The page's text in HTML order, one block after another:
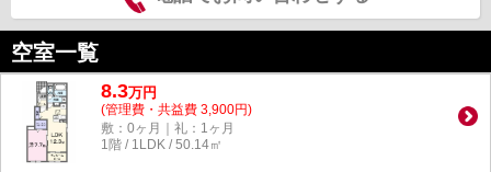
空室一覧
8.3万円
(管理費・共益費 3,900円)
敷：0ヶ月｜礼：1ヶ月
1階 / 1LDK / 50.14㎡